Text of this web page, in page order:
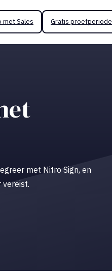
met Sales Gratis proefperiode
met Nitro Sign, en
vereist.